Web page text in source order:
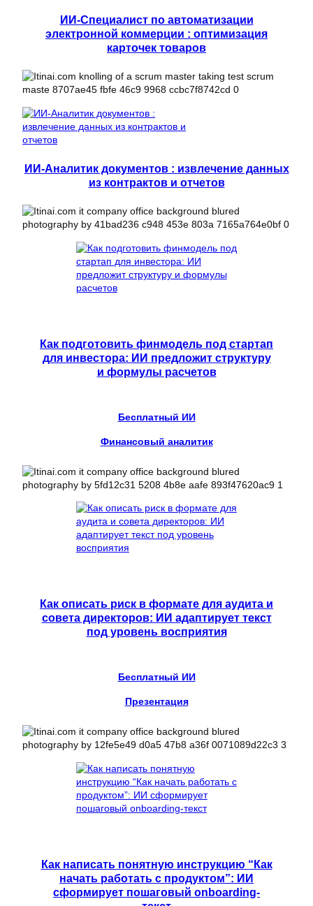
ИИ-Специалист по автоматизации
электронной коммерции : оптимизация
карточек товаров
ИИ-Аналитик документов : извлечение данных
из контрактов и отчетов
Как подготовить финмодель под стартап
для инвестора: ИИ предложит структуру
и формулы расчетов
Бесплатный ИИ
Финансовый аналитик
Как описать риск в формате для аудита и
совета директоров: ИИ адаптирует текст
под уровень восприятия
Бесплатный ИИ
Презентация
Как написать понятную инструкцию “Как
начать работать с продуктом”: ИИ
сформирует пошаговый onboarding-